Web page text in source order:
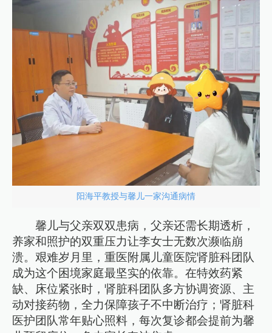
阳海平教授与馨儿一家沟通病情
馨儿与父亲双双患病，父亲还需长期透析，
养家和照护的双重压力让李女士无数次濒临崩
溃。艰难岁月里，重医附属儿童医院肾脏科团队
成为这个困境家庭最坚实的依靠。在特效药紧
缺、床位紧张时，肾脏科团队多方协调资源、主
动对接药物，全力保障孩子不中断治疗；肾脏科
医护团队常年贴心照料，每次复诊都会提前为馨